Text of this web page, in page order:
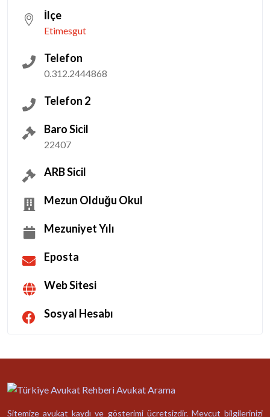
İlçe
Etimesgut
Telefon
0.312.2444868
Telefon 2
Baro Sicil
22407
ARB Sicil
Mezun Olduğu Okul
Mezuniyet Yılı
Eposta
Web Sitesi
Sosyal Hesabı
Sitemize avukat kaydı ve gösterimi ücretsizdir. Mevcut bilgilerinizi